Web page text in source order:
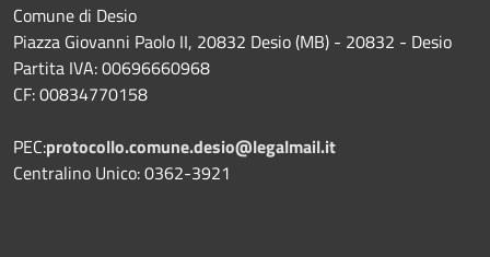
Comune di Desio
Piazza Giovanni Paolo II, 20832 Desio (MB) - 20832 - Desio
Partita IVA: 00696660968
CF: 00834770158
PEC:protocollo.comune.desio@legalmail.it
Centralino Unico: 0362-3921